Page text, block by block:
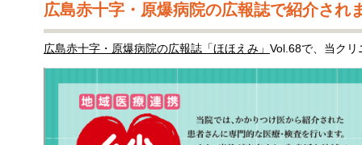
広島赤十字・原爆病院の広報誌で紹介され
広島赤十字・原爆病院の広報誌「ほほえみ」 Vol.68で、当ク